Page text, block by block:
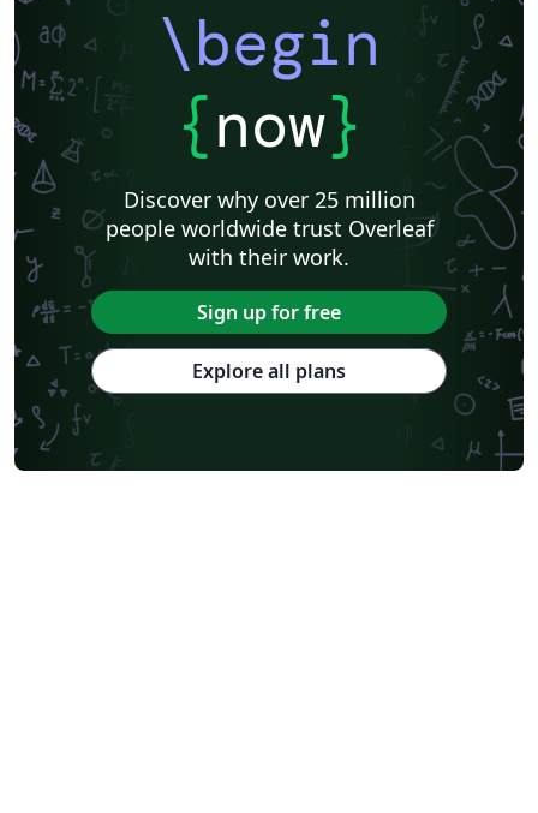
\begin
{now}
Discover why over 25 million
people worldwide trust Overleaf
with their work.
Sign up for free
Explore all plans